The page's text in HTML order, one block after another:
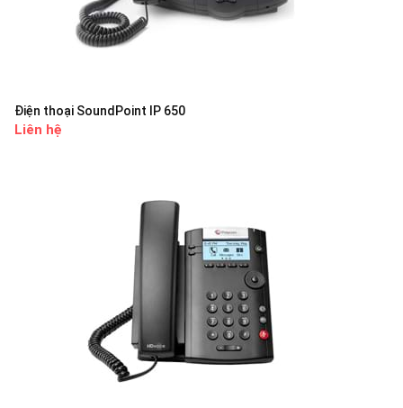
Điện thoại SoundPoint IP 650
Liên hệ